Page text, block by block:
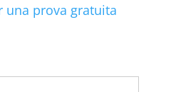
una prova gratuita